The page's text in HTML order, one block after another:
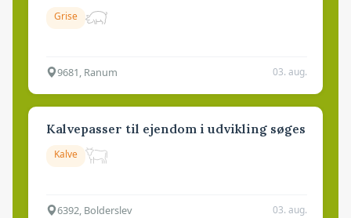
Grise
9681, Ranum 03. aug.
Kalvepasser til ejendom i udvikling søges
Kalve
6392, Bolderslev 03. aug.